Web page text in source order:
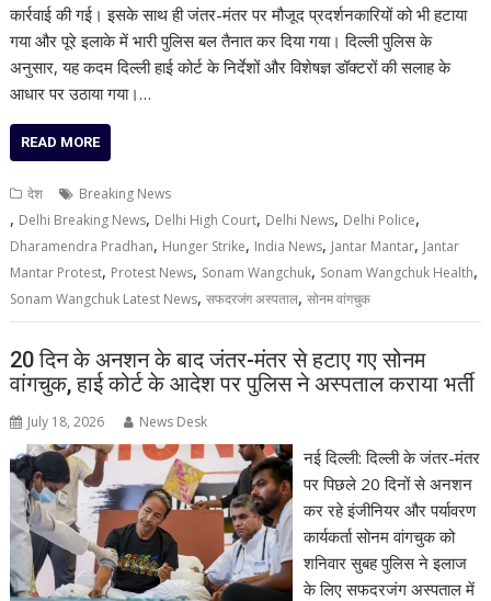
कार्रवाई की गई। इसके साथ ही जंतर-मंतर पर मौजूद प्रदर्शनकारियों को भी हटाया
गया और पूरे इलाके में भारी पुलिस बल तैनात कर दिया गया। दिल्ली पुलिस के
अनुसार, यह कदम दिल्ली हाई कोर्ट के निर्देशों और विशेषज्ञ डॉक्टरों की सलाह के
आधार पर उठाया गया।…
READ MORE
देश Breaking News
, Delhi Breaking News, Delhi High Court, Delhi News, Delhi Police,
Dharamendra Pradhan, Hunger Strike, India News, Jantar Mantar, Jantar
Mantar Protest, Protest News, Sonam Wangchuk, Sonam Wangchuk Health,
Sonam Wangchuk Latest News,सफदरजंग अस्पताल,सोनम वांगचुक
20 दिन के अनशन के बाद जंतर-मंतर से हटाए गए सोनम
वांगचुक, हाई कोर्ट के आदेश पर पुलिस ने अस्पताल कराया भर्ती
July 18, 2026 News Desk
नई दिल्ली: दिल्ली के जंतर-मंतर
पर पिछले 20 दिनों से अनशन
कर रहे इंजीनियर और पर्यावरण
कार्यकर्ता सोनम वांगचुक को
शनिवार सुबह पुलिस ने इलाज
के लिए सफदरजंग अस्पताल में